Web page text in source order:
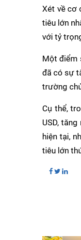
Xét về cơ
tiêu lớn
với tỷ
Một điểm
đã có sự
trường
Cụ thể,
USD,
hiện tại,
tiêu lớn